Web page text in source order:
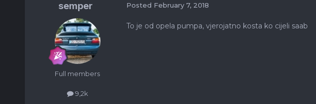
semper
Full members
9,2k
Posted February 7, 2018
To je od opela pumpa, vjerojatno kosta ko cijeli saab